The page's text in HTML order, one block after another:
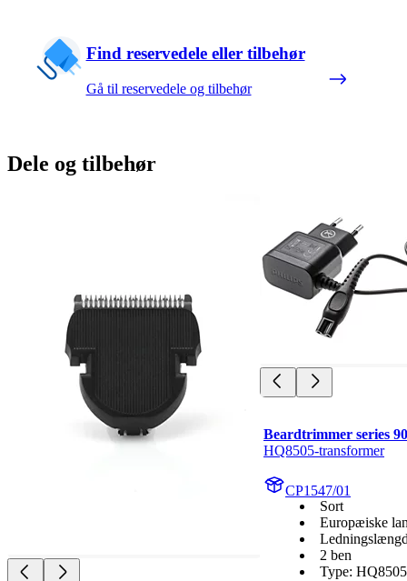
Find reservedele eller tilbehør
Gå til reservedele og tilbehør
Dele og tilbehør
Beardtrimmer series
HQ8505-transformer
CP1547/01
Sort
Europæiske
2 ben
Type: HQ8505